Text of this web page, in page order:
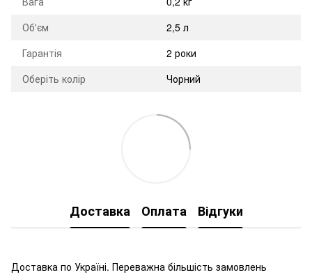
Об'єм
2,5 л
Гарантія
2 роки
Оберіть колір
Чорний
Доставка Оплата Відгуки
Доставка по Україні. Переважна більшість замовлень